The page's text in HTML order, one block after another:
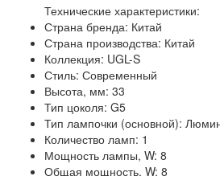
Технические характеристики:
Страна бренда: Китай
Страна производства: Китай
Коллекция: UGL-S
Стиль: Современный
Высота, мм: 33
Тип цоколя: G5
Тип лампочки (основной):
Количество ламп: 1
Мощность лампы, W: 8
Общая мощность, W: 8